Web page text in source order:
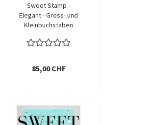
Sweet Stamp -
Elegant - Gross- und
Kleinbuchstaben
85,00 CHF